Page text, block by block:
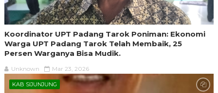
Koordinator UPT Padang Tarok Poniman: Ekonomi
Warga UPT Padang Tarok Telah Membaik, 25
Persen Warganya Bisa Mudik.
Unknown Mar 23, 2026
KAB SIJUNJUNG